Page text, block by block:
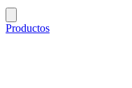
Productos